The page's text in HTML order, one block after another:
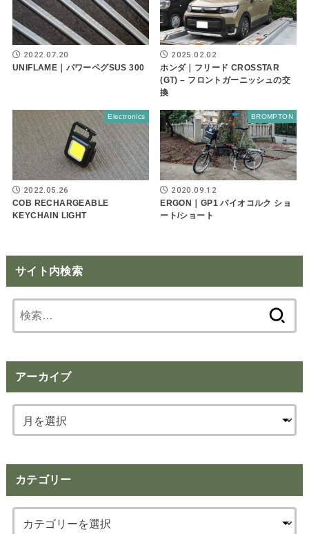
2022.07.20
UNIFLAME｜パワーペグSUS 300
2025.02.02
ホンダ｜フリード CROSSTAR
(GT) – フロントガーニッシュの交
換
Electronics
2022.05.26
COB RECHARGEABLE
KEYCHAIN LIGHT
BROMPTON
2020.09.12
ERGON｜GP1 バイオコルク ショ
ート/ショート
サイト内検索
索:
アーカイブ
カテゴリー